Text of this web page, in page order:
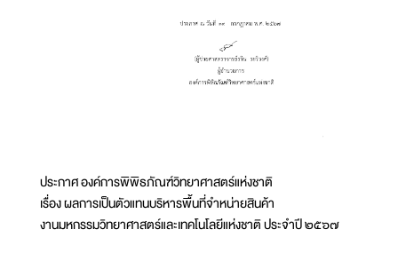
ประกาศ องค์การพิพิธภัณฑ์วิทยาศาสตร์แห่งชาติ
เรื่อง ผลการเป็นตัวแทนบริหารพื้นที่จำหน่ายสินค้า
งานมหกรรมวิทยาศาสตร์และเทคโนโลยีแห่งชาติ ประจำปี ๒๕๖๗